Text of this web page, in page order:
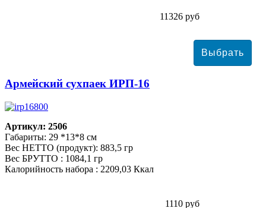
11326 руб
Армейский сухпаек ИРП-16
Артикул: 2506
Габариты: 29 *13*8 см
Вес НЕТТО (продукт): 883,5 гр
Вес БРУТТО : 1084,1 гр
Калорийность набора : 2209,03 Ккал
1110 руб